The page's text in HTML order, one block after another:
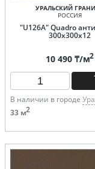
УРАЛЬСКИЙ
РОССИЯ
"U126A" Quadro
300х300х12
10 490 ₸/м2
В наличии в городе
33 м2